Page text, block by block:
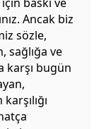
Ancak biz
sözle,
sağlığa ve
karşı bugün